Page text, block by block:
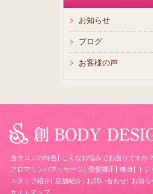
お知らせ
ブログ
お客様の声
当サロンの特色 こんなお悩みでお困りですか？
アロマリンパマッサージ
骨盤矯正 痩身 ト
スタッフ紹介
店舗紹介 お問い合わせ お知ら
サイトマップ